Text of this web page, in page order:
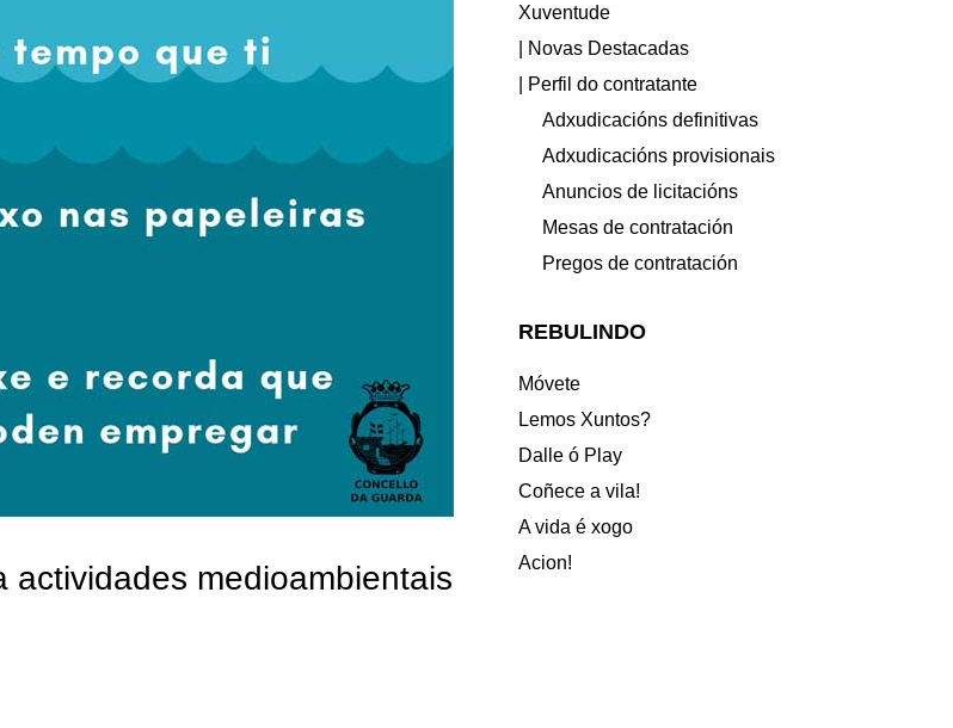
medioambientais
Xuventude
| Novas Destacadas
| Perfil do contratante
Adxudicacións definitivas
Adxudicacións provisionais
Anuncios de licitacións
Mesas de contratación
Pregos de contratación
REBULINDO
Móvete
Lemos Xuntos?
Dalle ó Play
Coñece a vila!
A vida é xogo
Acion!